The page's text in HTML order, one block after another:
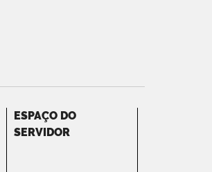
ESPAÇO DO
SERVIDOR